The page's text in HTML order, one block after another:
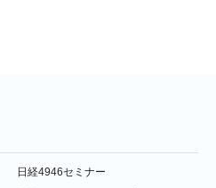
日経4946セミナー